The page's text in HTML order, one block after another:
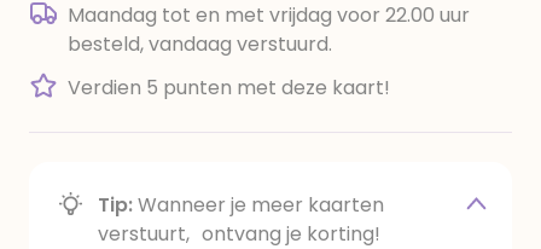
Maandag tot en met vrijdag voor 22.00 uur
besteld, vandaag verstuurd.
Verdien 5 punten met deze kaart!
Tip:Wanneer je meer kaarten
verstuurt, ontvang je korting!